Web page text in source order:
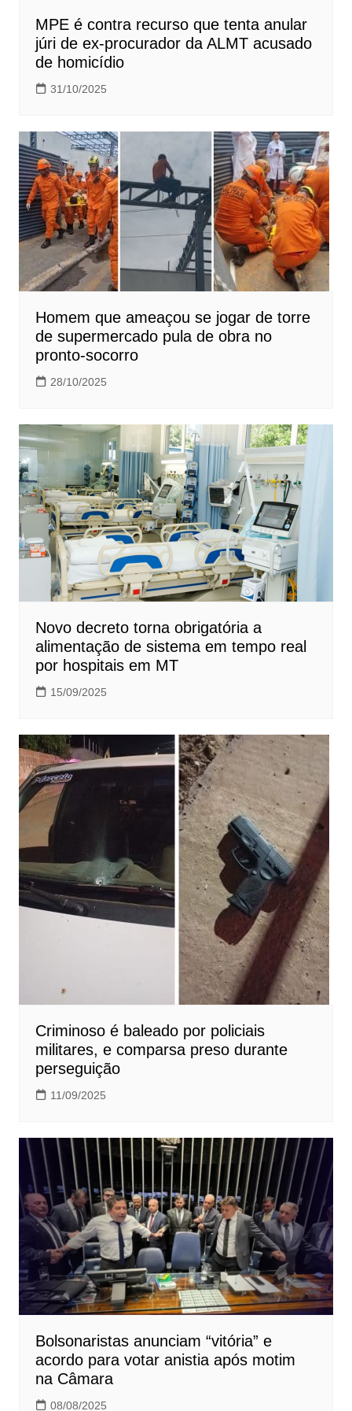
MPE é contra recurso que tenta anular
júri de ex-procurador da ALMT acusado
de homicídio
31/10/2025
Homem que ameaçou se jogar de torre
de supermercado pula de obra no
pronto-socorro
28/10/2025
Novo decreto torna obrigatória a
alimentação de sistema em tempo real
por hospitais em MT
15/09/2025
Criminoso é baleado por policiais
militares, e comparsa preso durante
perseguição
11/09/2025
Bolsonaristas anunciam “vitória” e
acordo para votar anistia após motim
na Câmara
08/08/2025